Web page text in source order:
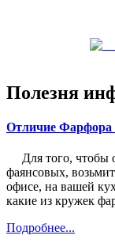
Полезня
Отличие Фарфора
Для того, чтобы
фаянсовых,
офисе, на вашей
какие из кружек
Подробнее...